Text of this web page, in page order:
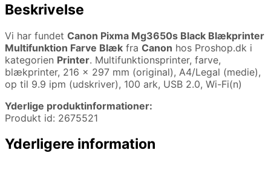
Beskrivelse
Vi har fundet Canon Pixma Mg3650s Black Blækprinter
Multifunktion Farve Blæk fra Canon hos Proshop.dk i
kategorien Printer. Multifunktionsprinter, farve,
blækprinter, 216 x 297 mm (original), A4/Legal (medie),
op til 9.9 ipm (udskriver), 100 ark, USB 2.0, Wi-Fi(n)
Yderlige produktinformationer:
Produkt id: 2675521
Yderligere information